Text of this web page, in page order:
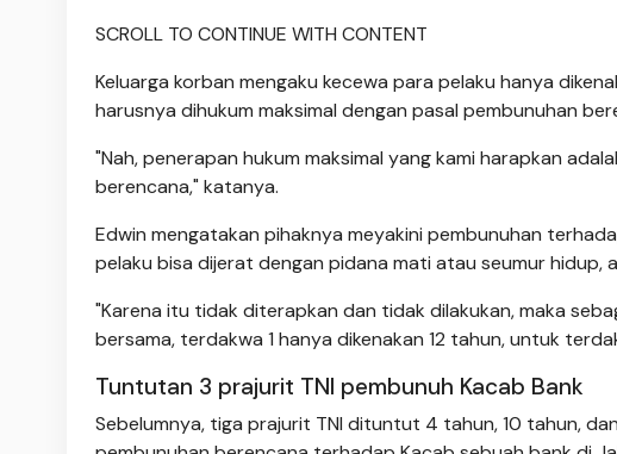
SCROLL TO CONTINUE WITH CONTENT
Keluarga korban mengaku kecewa para pelaku hanya
harusnya dihukum maksimal dengan pasal pembunuhan
"Nah, penerapan hukum maksimal yang kami harapkan
berencana," katanya.
Edwin mengatakan pihaknya meyakini pembunuhan
pelaku bisa dijerat dengan pidana mati atau seumur hidup,
"Karena itu tidak diterapkan dan tidak dilakukan, maka
bersama, terdakwa 1 hanya dikenakan 12 tahun, untuk
Tuntutan 3 prajurit TNI pembunuh Kacab Bank
Sebelumnya, tiga prajurit TNI dituntut 4 tahun, 10 tahun,